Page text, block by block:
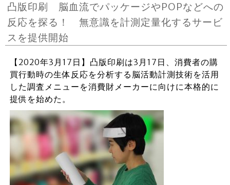
凸版印刷 脳血流でパッケージやPOPなどへの
反応を探る！ 無意識を計測定量化するサービ
スを提供開始
【2020年3月17日】凸版印刷は3月17日、消費者の購
買行動時の生体反応を分析する脳活動計測技術を活用
した調査メニューを消費財メーカーに向けに本格的に
提供を始めた。